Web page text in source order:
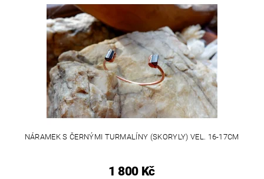
NÁRAMEK S ČERNÝMI TURMALÍNY (SKORYLY) VEL. 16-17CM
1 800 Kč